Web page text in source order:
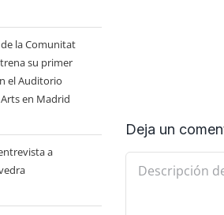
la Comunitat
su primer
el Auditorio
en Madrid
a
Deja un
Comentario